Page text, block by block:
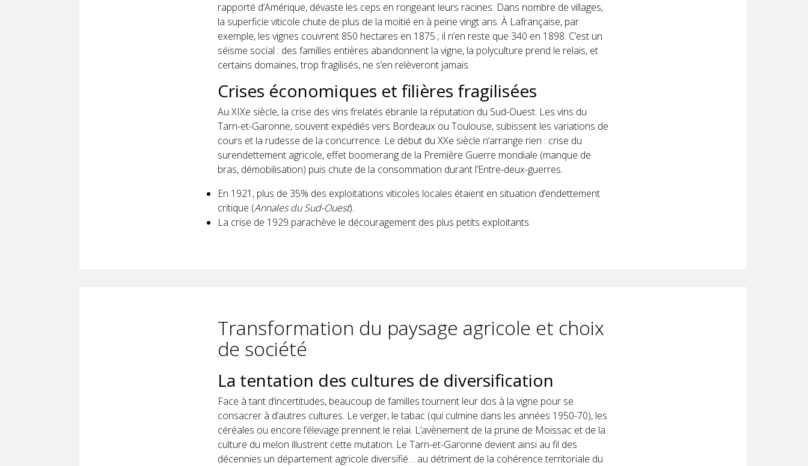
rapporté d’Amérique, dévaste les ceps en rongeant leurs racines. Dans nombre de villages,
la superficie viticole chute de plus de la moitié en à peine vingt ans. À Lafrançaise, par
exemple, les vignes couvrent 850 hectares en 1875 ; il n’en reste que 340 en 1898. C’est un
séisme social : des familles entières abandonnent la vigne, la polyculture prend le relais, et
certains domaines, trop fragilisés, ne s’en relèveront jamais.
Crises économiques et filières fragilisées
Au XIXe siècle, la crise des vins frelatés ébranle la réputation du Sud-Ouest. Les vins du
Tarn-et-Garonne, souvent expédiés vers Bordeaux ou Toulouse, subissent les variations de
cours et la rudesse de la concurrence. Le début du XXe siècle n’arrange rien : crise du
surendettement agricole, effet boomerang de la Première Guerre mondiale (manque de
bras, démobilisation) puis chute de la consommation durant l’Entre-deux-guerres.
En 1921, plus de 35% des exploitations viticoles locales étaient en situation d’endettement
critique (Annales du Sud-Ouest).
La crise de 1929 parachève le découragement des plus petits exploitants.
Transformation du paysage agricole et choix
de société
La tentation des cultures de diversification
Face à tant d’incertitudes, beaucoup de familles tournent leur dos à la vigne pour se
consacrer à d’autres cultures. Le verger, le tabac (qui culmine dans les années 1950-70), les
céréales ou encore l’élevage prennent le relai. L’avènement de la prune de Moissac et de la
culture du melon illustrent cette mutation. Le Tarn-et-Garonne devient ainsi au fil des
décennies un département agricole diversifié… au détriment de la cohérence territoriale du